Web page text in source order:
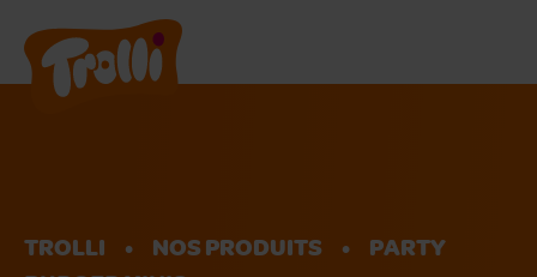
A propos de nous
TROLLI NOS PRODUITS
PARTY